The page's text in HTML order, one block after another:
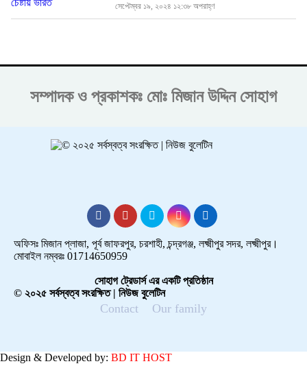
সেপ্টেম্বর ১৯, ২০২৪ ১২:৩৮ অপরাহ্ণ
সম্পাদক ও প্রকাশকঃ মোঃ মিজান উদ্দিন সোহাগ
অফিসঃ মিজান প্লাজা, পূর্ব জাফরপুর, চরশাহী, চন্দ্রগঞ্জ, লক্ষ্মীপুর সদর, লক্ষ্মীপুর।
মোবাইল নম্বরঃ 01714650959
সোহাগ ট্রেডার্স এর একটি প্রতিষ্ঠান
© ২০২৫ সর্বস্বত্ব সংরক্ষিত | নিউজ বুলেটিন
Contact Our family
Design & Developed by: BD IT HOST